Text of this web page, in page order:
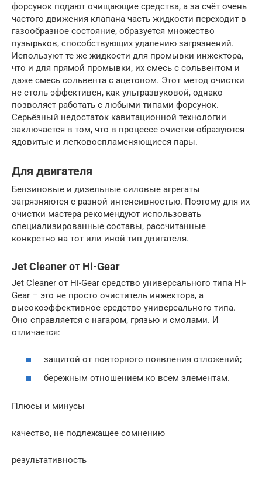
форсунок подают очищающие средства, а за счёт очень
частого движения клапана часть жидкости переходит в
газообразное состояние, образуется множество
пузырьков, способствующих удалению загрязнений.
Используют те же жидкости для промывки инжектора,
что и для прямой промывки, их смесь с сольвентом и
даже смесь сольвента с ацетоном. Этот метод очистки
не столь эффективен, как ультразвуковой, однако
позволяет работать с любыми типами форсунок.
Серьёзный недостаток кавитационной технологии
заключается в том, что в процессе очистки образуются
ядовитые и легковоспламеняющиеся пары.
Для двигателя
Бензиновые и дизельные силовые агрегаты
загрязняются с разной интенсивностью. Поэтому для их
очистки мастера рекомендуют использовать
специализированные составы, рассчитанные
конкретно на тот или иной тип двигателя.
Jet Cleaner от Hi-Gear
Jet Cleaner от Hi-Gear средство универсального типа Hi-
Gear – это не просто очиститель инжектора, а
высокоэффективное средство универсального типа.
Оно справляется с нагаром, грязью и смолами. И
отличается:
защитой от повторного появления отложений;
бережным отношением ко всем элементам.
Плюсы и минусы
качество, не подлежащее сомнению
результативность